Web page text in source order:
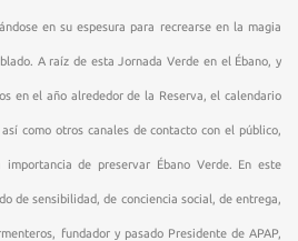
en su espesura para recrearse en la magia
A raíz de esta Jornada Verde en el Ébano, y
en el año alrededor de la Reserva, el calendario
como otros canales de contacto con el público,
de preservar Ébano Verde. En este
de sensibilidad, de conciencia social, de entrega,
fundador y pasado Presidente de APAP,